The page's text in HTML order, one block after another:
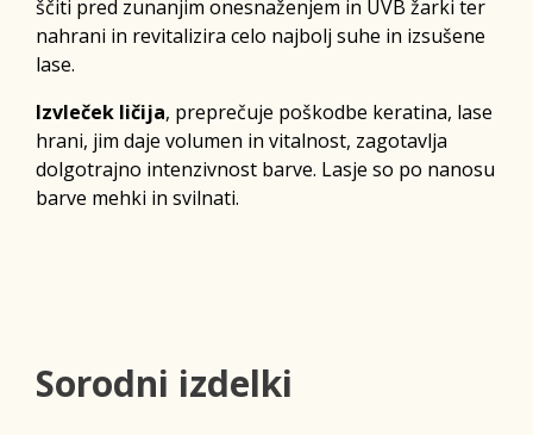
ščiti pred zunanjim onesnaženjem in UVB žarki ter
nahrani in revitalizira celo najbolj suhe in izsušene
lase.
Izvleček ličija, preprečuje poškodbe keratina, lase
hrani, jim daje volumen in vitalnost, zagotavlja
dolgotrajno intenzivnost barve. Lasje so po nanosu
barve mehki in svilnati.
Sorodni izdelki